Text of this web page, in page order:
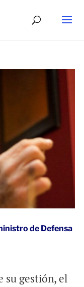
de Defensa
su gestión, el